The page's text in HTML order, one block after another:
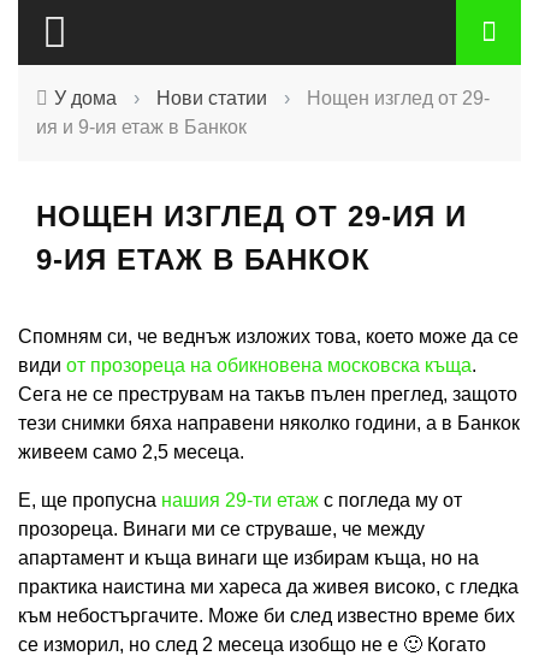
У дома › Нови статии ›
Нощен изглед от 29-
ия и 9-ия етаж в Банкок
НОЩЕН ИЗГЛЕД ОТ 29-ИЯ И
9-ИЯ ЕТАЖ В БАНКОК
Спомням си, че веднъж изложих това, което може да се
види от прозореца на обикновена московска къща.
Сега не се преструвам на такъв пълен преглед, защото
тези снимки бяха направени няколко години, а в Банкок
живеем само 2,5 месеца.
Е, ще пропусна нашия 29-ти етаж с погледа му от
прозореца. Винаги ми се струваше, че между
апартамент и къща винаги ще избирам къща, но на
практика наистина ми хареса да живея високо, с гледка
към небостъргачите. Може би след известно време бих
се изморил, но след 2 месеца изобщо не е 🙂 Когато